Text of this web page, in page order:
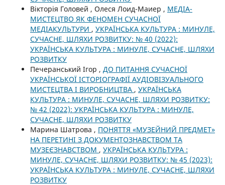
Вікторія Головей , Олеся Лоид-Маиер , МЕДІА-
МИСТЕЦТВО ЯК ФЕНОМЕН СУЧАСНОЇ
МЕДІАКУЛЬТУРИ , УКРАЇНСЬКА КУЛЬТУРА : МИНУЛЕ,
СУЧАСНЕ, ШЛЯХИ РОЗВИТКУ: № 40 (2022):
УКРАЇНСЬКА КУЛЬТУРА : МИНУЛЕ, СУЧАСНЕ, ШЛЯХИ
РОЗВИТКУ
Печеранський Ігор , ДО ПИТАННЯ СУЧАСНОЇ
УКРАЇНСЬКОЇ ІСТОРІОГРАФІЇ АУДІОВІЗУАЛЬНОГО
МИСТЕЦТВА І ВИРОБНИЦТВА , УКРАЇНСЬКА
КУЛЬТУРА : МИНУЛЕ, СУЧАСНЕ, ШЛЯХИ РОЗВИТКУ:
№ 42 (2022): УКРАЇНСЬКА КУЛЬТУРА : МИНУЛЕ,
СУЧАСНЕ, ШЛЯХИ РОЗВИТКУ
Марина Шатрова , ПОНЯТТЯ «МУЗЕЙНИЙ ПРЕДМЕТ»
НА ПЕРЕТИНІ З ДОКУМЕНТОЗНАВСТВОМ ТА
МУЗЕЄЗНАВСТВОМ , УКРАЇНСЬКА КУЛЬТУРА :
МИНУЛЕ, СУЧАСНЕ, ШЛЯХИ РОЗВИТКУ: № 45 (2023):
УКРАЇНСЬКА КУЛЬТУРА : МИНУЛЕ, СУЧАСНЕ, ШЛЯХИ
РОЗВИТКУ